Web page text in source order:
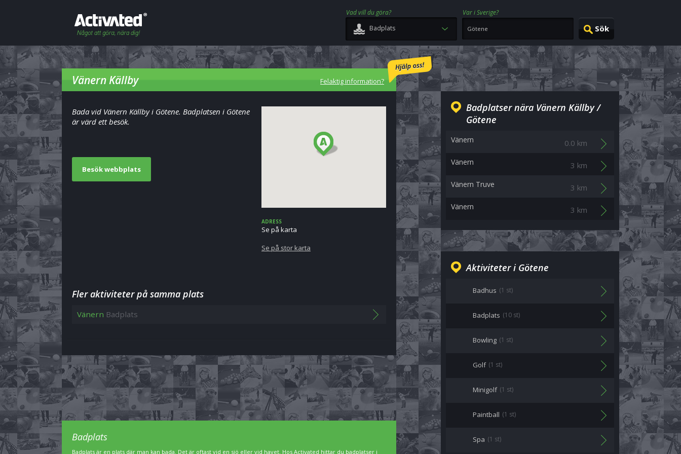
Vad vill du göra?
Var i Sverige?
Badplats
Vänern Källby Felaktig information?
Bada vid Vänern Källby i Götene. Badplatsen i Götene
är värd ett besök.
Besök webbplats
ADRESS
Se på karta
Se på stor karta
Fler aktiviteter på samma plats
Vänern Badplats
Badplatser nära Vänern Källby /
Götene
Vänern 0.0 km
Vänern 3 km
Vänern Truve 3 km
Vänern 3 km
Aktiviteter i Götene
Badhus (1 st)
Badplats (10 st)
Bowling (1 st)
Golf (1 st)
Minigolf (1 st)
Paintball (1 st)
Spa (1 st)
Badplats
Badplats är en plats där man kan bada. Det är oftast vid en sjö eller vid havet. Hos Activated hittar du badplatser i